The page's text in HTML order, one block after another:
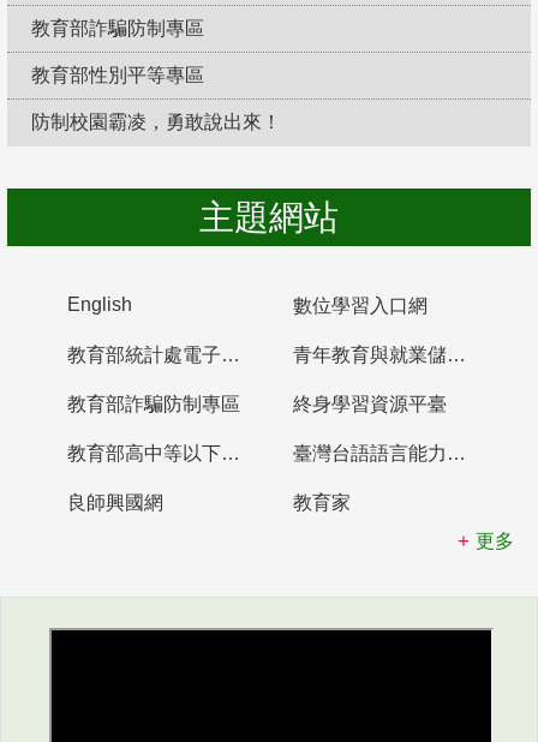
教育部詐騙防制專區
教育部性別平等專區
防制校園霸凌，勇敢說出來！
主題網站
English 數位學習入口網
教育部統計處電子書櫃 青年教育與就業儲蓄帳戶
教育部詐騙防制專區 終身學習資源平臺
教育部高中等以下學校及幼兒園教師資格檢定考試 臺灣台語語言能力認證網站
良師興國網
教育家
更多